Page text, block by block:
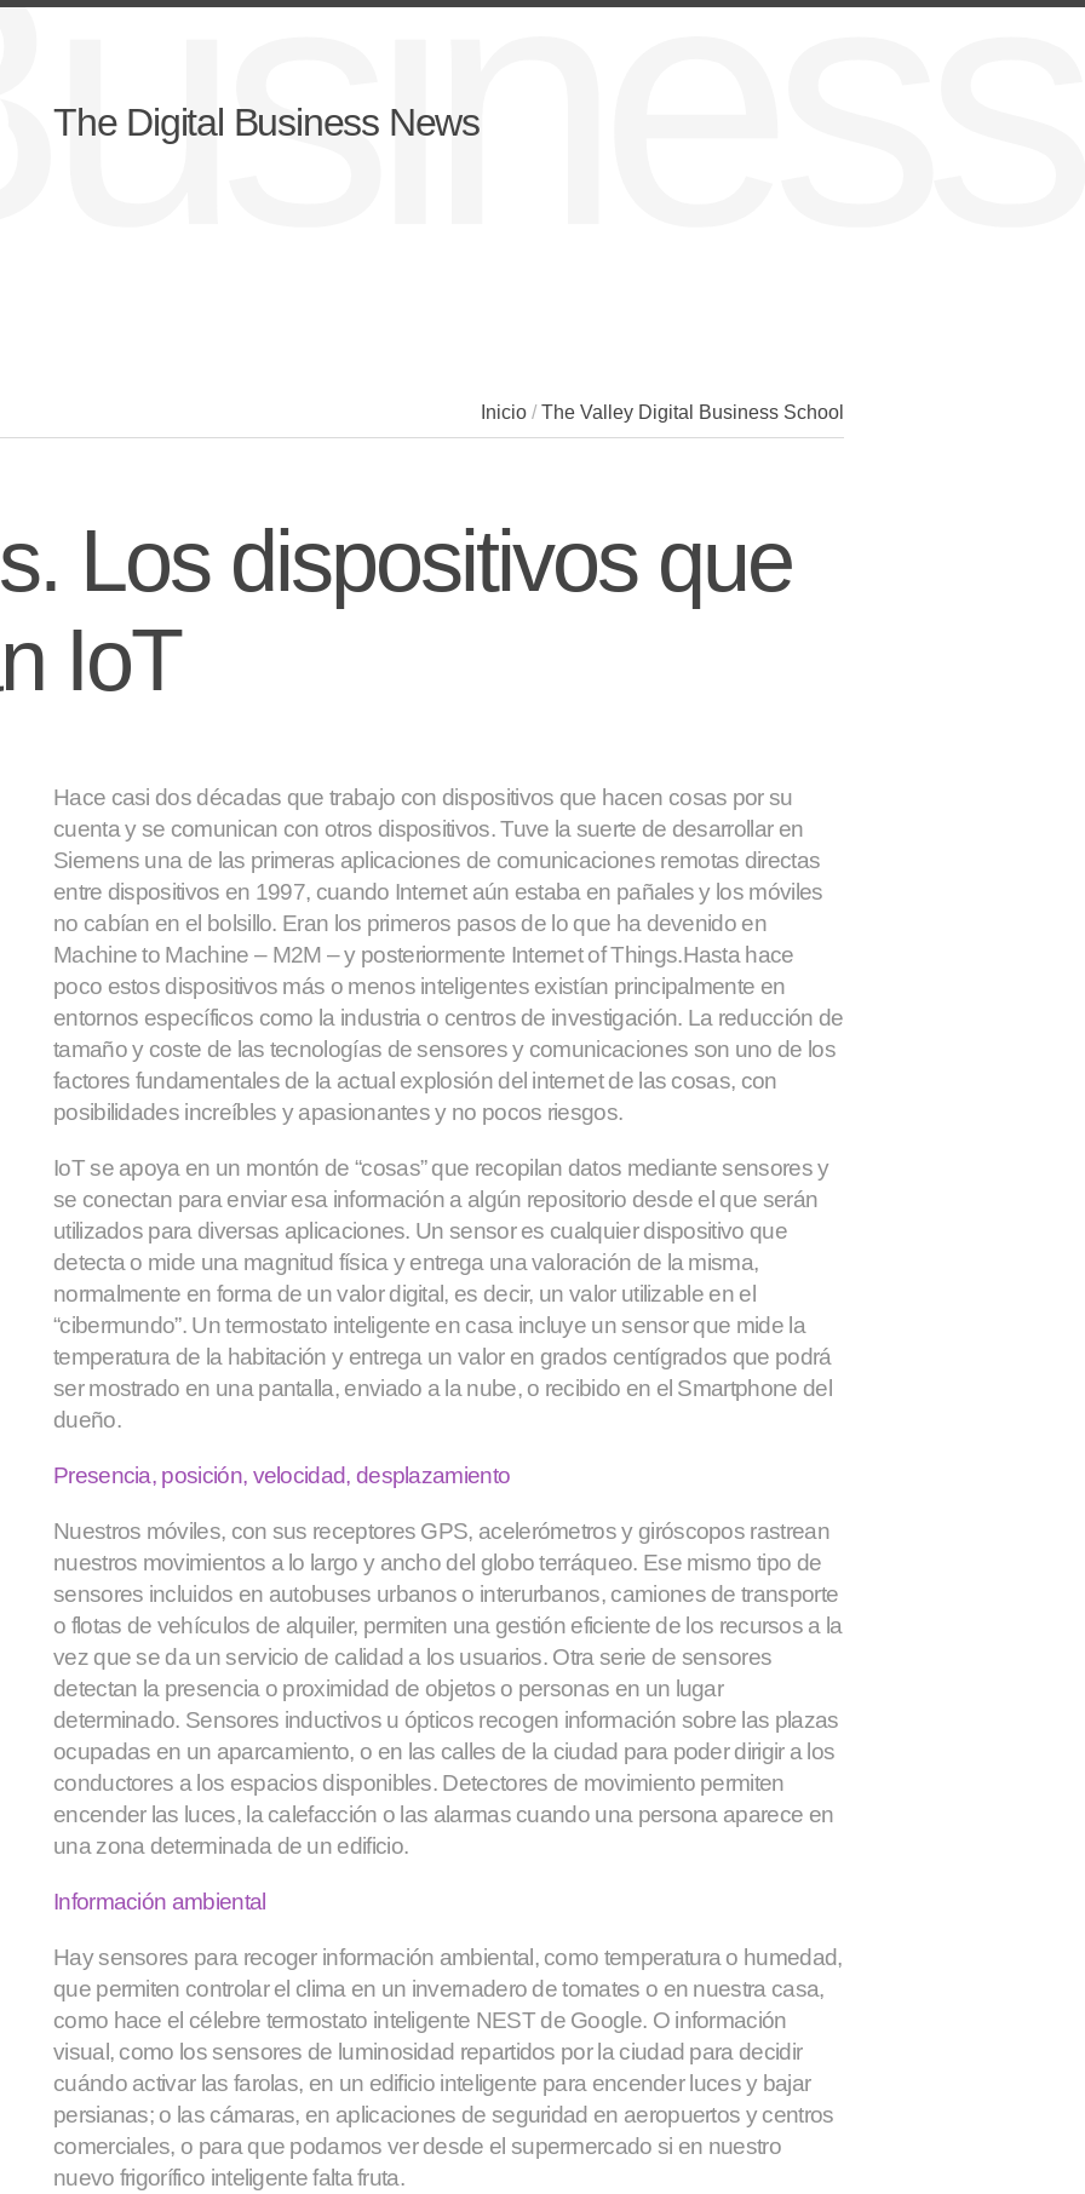
The Digital Business News
Inicio/The Valley Digital Business School
Los dispositivos que
IoT
Hace casi dos décadas que trabajo con dispositivos que hacen cosas por su
cuenta y se comunican con otros dispositivos. Tuve la suerte de desarrollar en
Siemens una de las primeras aplicaciones de comunicaciones remotas directas
entre dispositivos en 1997, cuando Internet aún estaba en pañales y los móviles
no cabían en el bolsillo. Eran los primeros pasos de lo que ha devenido en
Machine to Machine – M2M – y posteriormente Internet of Things.Hasta hace
poco estos dispositivos más o menos inteligentes existían principalmente en
entornos específicos como la industria o centros de investigación. La reducción de
tamaño y coste de las tecnologías de sensores y comunicaciones son uno de los
factores fundamentales de la actual explosión del internet de las cosas, con
posibilidades increíbles y apasionantes y no pocos riesgos.
IoT se apoya en un montón de “cosas” que recopilan datos mediante sensores y
se conectan para enviar esa información a algún repositorio desde el que serán
utilizados para diversas aplicaciones. Un sensor es cualquier dispositivo que
detecta o mide una magnitud física y entrega una valoración de la misma,
normalmente en forma de un valor digital, es decir, un valor utilizable en el
“cibermundo”. Un termostato inteligente en casa incluye un sensor que mide la
temperatura de la habitación y entrega un valor en grados centígrados que podrá
ser mostrado en una pantalla, enviado a la nube, o recibido en el Smartphone del
dueño.
Presencia, posición, velocidad, desplazamiento
Nuestros móviles, con sus receptores GPS, acelerómetros y giróscopos rastrean
nuestros movimientos a lo largo y ancho del globo terráqueo. Ese mismo tipo de
sensores incluidos en autobuses urbanos o interurbanos, camiones de transporte
o flotas de vehículos de alquiler, permiten una gestión eficiente de los recursos a la
vez que se da un servicio de calidad a los usuarios. Otra serie de sensores
detectan la presencia o proximidad de objetos o personas en un lugar
determinado. Sensores inductivos u ópticos recogen información sobre las plazas
ocupadas en un aparcamiento, o en las calles de la ciudad para poder dirigir a los
conductores a los espacios disponibles. Detectores de movimiento permiten
encender las luces, la calefacción o las alarmas cuando una persona aparece en
una zona determinada de un edificio.
Información ambiental
Hay sensores para recoger información ambiental, como temperatura o humedad,
que permiten controlar el clima en un invernadero de tomates o en nuestra casa,
como hace el célebre termostato inteligente NEST de Google. O información
visual, como los sensores de luminosidad repartidos por la ciudad para decidir
cuándo activar las farolas, en un edificio inteligente para encender luces y bajar
persianas; o las cámaras, en aplicaciones de seguridad en aeropuertos y centros
comerciales, o para que podamos ver desde el supermercado si en nuestro
nuevo frigorífico inteligente falta fruta.